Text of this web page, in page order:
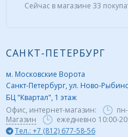
Сейчас в магазине 33
САНКТ-ПЕТЕРБУРГ
м. Московские Ворота
Санкт-Петербург, ул. Ново-
БЦ "Квартал", 1 этаж
Офис, интернет-магазин:
Магазин
ежедневно 10:00-
Тел.: +7 (812) 677-58-56